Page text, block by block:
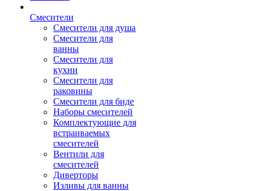
Смесители
Смесители для душа
Смесители для
ванны
Смесители для
кухни
Смесители для
раковины
Смесители для биде
Наборы смесителей
Комплектующие для
встраиваемых
смесителей
Вентили для
смесителей
Диверторы
Изливы для ванны